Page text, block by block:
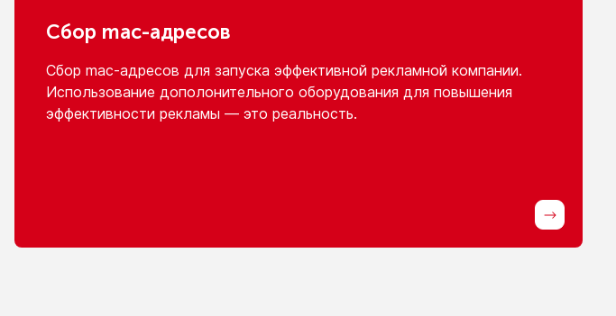
Сбор mac-адресов
Сбор mac-адресов для запуска эффективной рекламной компании.
Использование дополонительного оборудования для повышения
эффективности рекламы — это реальность.